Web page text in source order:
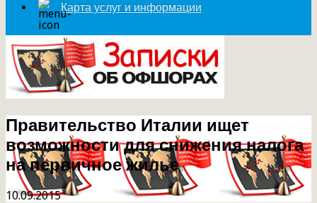
Карта услуг и информации
Правительство Италии ищет
возможности для снижения налога
на первичное жилье
10.09.2015